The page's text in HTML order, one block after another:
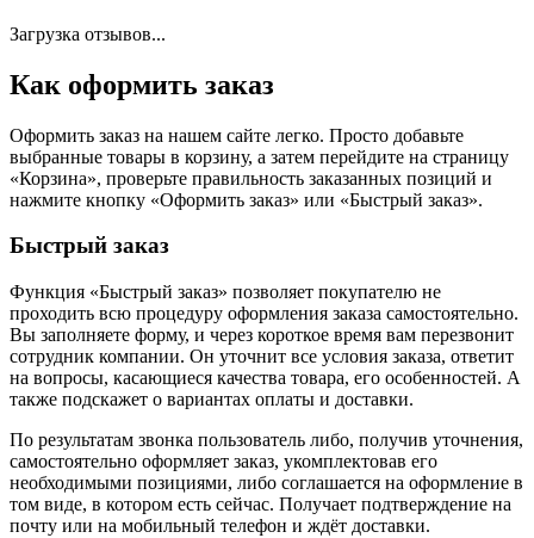
Загрузка отзывов...
Как оформить заказ
Оформить заказ на нашем сайте легко. Просто добавьте
выбранные товары в корзину, а затем перейдите на страницу
«Корзина», проверьте правильность заказанных позиций и
нажмите кнопку «Оформить заказ» или «Быстрый заказ».
Быстрый заказ
Функция «Быстрый заказ» позволяет покупателю не
проходить всю процедуру оформления заказа самостоятельно.
Вы заполняете форму, и через короткое время вам перезвонит
сотрудник компании. Он уточнит все условия заказа, ответит
на вопросы, касающиеся качества товара, его особенностей. А
также подскажет о вариантах оплаты и доставки.
По результатам звонка пользователь либо, получив уточнения,
самостоятельно оформляет заказ, укомплектовав его
необходимыми позициями, либо соглашается на оформление в
том виде, в котором есть сейчас. Получает подтверждение на
почту или на мобильный телефон и ждёт доставки.